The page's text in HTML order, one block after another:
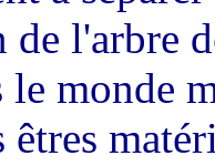
de l'arbre
le monde
êtres